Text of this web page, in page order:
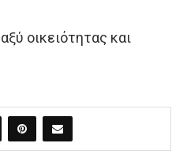
οικειότητας και